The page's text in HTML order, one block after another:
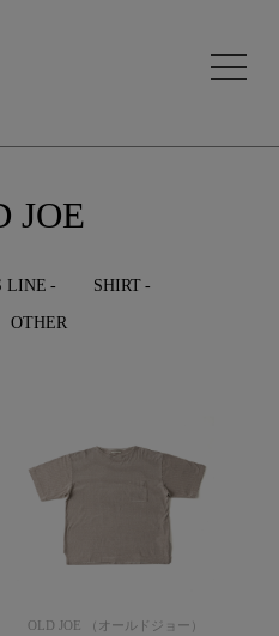
development store
JOE
LINE SHIRT
OTHER
OLD JOE （オールドジョー）